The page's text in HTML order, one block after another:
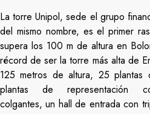
La torre Unipol, sede el grupo
del mismo nombre, es el primer
supera los 100 m de altura en
récord de ser la torre más alta de
125 metros de altura, 25 plantas
plantas de representación
colgantes, un hall de entrada con